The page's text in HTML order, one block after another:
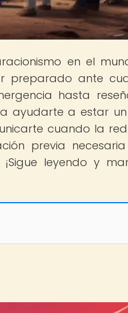
en el
preparado ante
hasta
ayudarte a estar
cuando la
previa
leyendo y